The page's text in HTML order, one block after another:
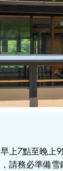
上7點至晚上
請務必準備雪